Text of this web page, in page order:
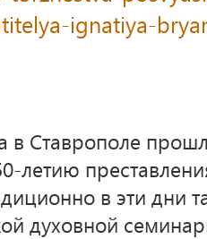
ignatiya-
в Ставрополе
летию
в эти дни
духовной